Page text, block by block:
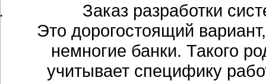
Заказ разработки
Это дорогостоящий
немногие банки. Такого
учитывает специфику